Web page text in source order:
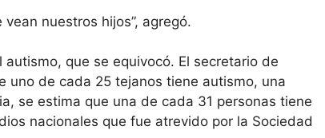
nuestros hijos”, agregó.
que se equivocó. El secretario de
de cada 25 tejanos tiene autismo, una
se estima que una de cada 31 personas tiene
nacionales que fue atrevido por la Sociedad